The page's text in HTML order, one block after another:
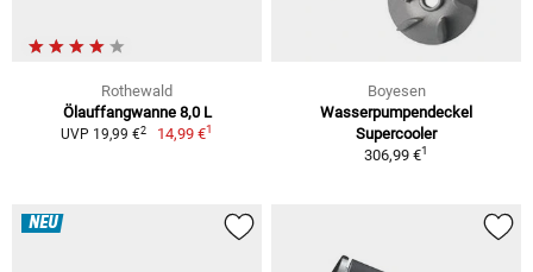
Rothewald
Ölauffangwanne 8,0 L
UVP 19,99 €2 14,99 €1
Boyesen
Wasserpumpendeckel
Supercooler
306,99 €1
NEU